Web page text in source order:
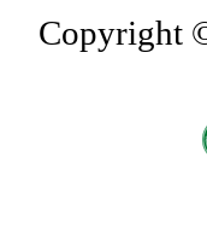
Copyright